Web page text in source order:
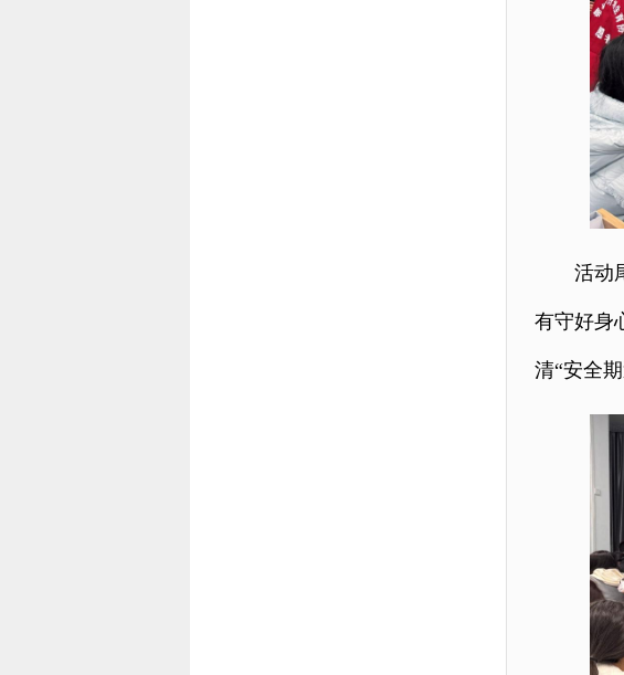
活动
有守好身
清“安全